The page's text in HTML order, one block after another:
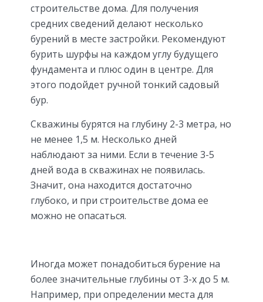
строительстве дома. Для получения
средних сведений делают несколько
бурений в месте застройки. Рекомендуют
бурить шурфы на каждом углу будущего
фундамента и плюс один в центре. Для
этого подойдет ручной тонкий садовый
бур.
Скважины бурятся на глубину 2-3 метра, но
не менее 1,5 м. Несколько дней
наблюдают за ними. Если в течение 3-5
дней вода в скважинах не появилась.
Значит, она находится достаточно
глубоко, и при строительстве дома ее
можно не опасаться.
Иногда может понадобиться бурение на
более значительные глубины от 3-х до 5 м.
Например, при определении места для